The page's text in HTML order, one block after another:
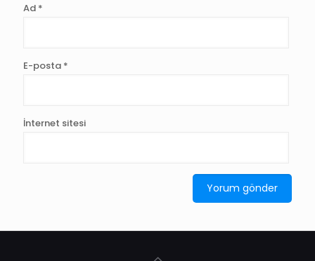
Ad *
E-posta *
İnternet sitesi